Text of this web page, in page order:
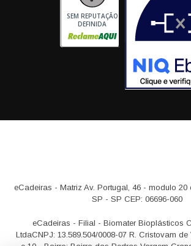
SEM REPUTAÇÃO
DEFINIDA
eCadeiras - Matriz Av. Portugal, 46 - modulo 20
SP - SP CEP: 06696-060
eCadeiras - Filial - Biomater Bioplásticos
LtdaCNPJ: 13.589.504/0008-07 R. Cristovam de